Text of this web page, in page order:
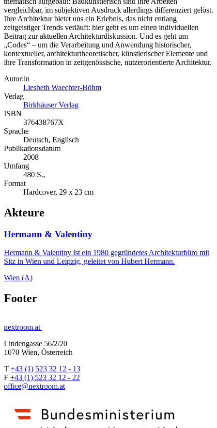
vergleichbar, im subjektiven Ausdruck allerdings differenziert gelöst.
Ihre Architektur bietet uns ein Erlebnis, das nicht entlang
zeitgeistiger Trends verläuft: hier geht es um einen individuellen
Beitrag zur aktuellen Architekturdiskussion. Und es geht um
„Codes“ – um die Verarbeitung und Anwendung historischer,
kontextueller, architekturtheoretischer, künstlerischer Elemente und
ihre Transformation in zeitgenössische, nutzerorientierte Architektur.
Autor:in
Liesbeth Waechter-Böhm
Verlag
Birkhäuser Verlag
ISBN
376438767X
Sprache
Deutsch, Englisch
Publikationsdatum
2008
Umfang
480 S.,
Format
Hardcover, 29 x 23 cm
Akteure
Hermann & Valentiny
Hermann & Valentiny ist ein 1980 gegründetes Architekturbüro mit
Sitz in Wien und Leipzig, geleitet von Hubert Hermann.
Wien (A)
Footer
nextroom.at
Lindengasse 56/2/20
1070 Wien, Österreich
T +43 (1) 523 32 12 - 13
F +43 (1) 523 32 12 - 22
office@nextroom.at